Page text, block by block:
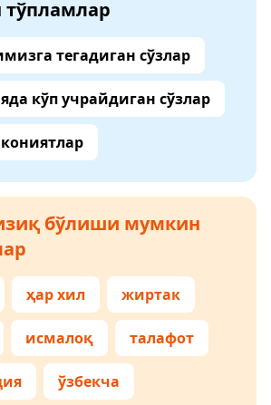
тегадиган сўзлар
кўп учрайдиган сўзлар
бўлиши мумкин
ҳар хил жиртак
исмалоқ талафот
ўзбекча